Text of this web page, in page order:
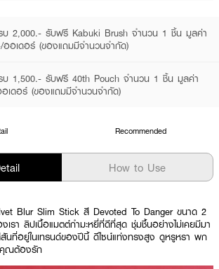
2,000.- รับฟรี Kabuki Brush จำนวน 1 ชิ้น มูลค่า
อเดอร์ (ของแถมมีจำนวนจำกัด)
1,500.- รับฟรี 40th Pouch จำนวน 1 ชิ้น มูลค่า
เดอร์ (ของแถมมีจำนวนจำกัด)
Recommended
How to Use
Blur Slim Stick สี Devoted To Dangerขนาด 2
เรา ลิปเนื้อแมตต์กำมะหยี่ที่ดีที่สุด ชุ่มชื้นอย่างไม่เคยมีมา
ที่อยู่ในเทรนด์ของปีนี้ ดีไซน์แท่งทรงสูง ดูหรูหรา พก
ณต้องรัก